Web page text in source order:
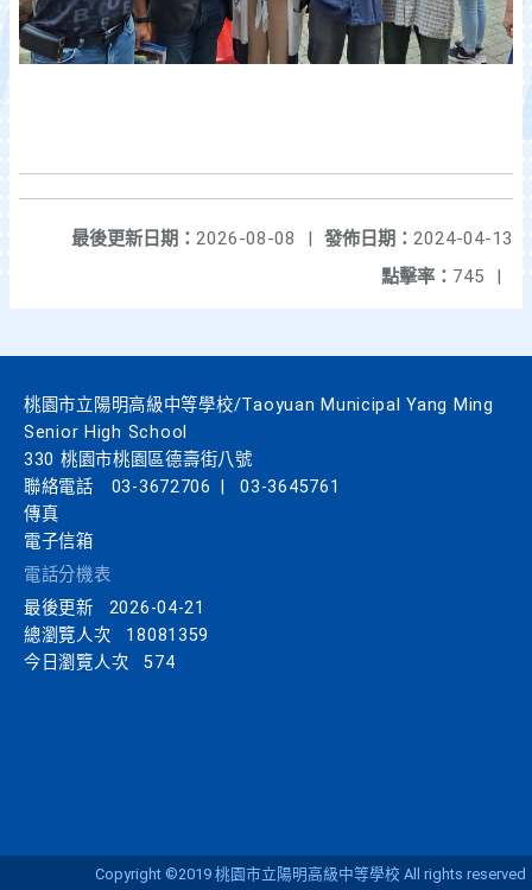
發佈日期： 2024-04-13
最後更新日期： 2026-08-08
|
點擊率： 745 |
桃園市立陽明高級中等學校/Taoyuan Municipal Yang Ming
Senior High School
330 桃園市桃園區德壽街八號
聯絡電話
03-3672706
03-3645761
傳真
電子信箱
電話分機表
最後更新
2026-04-21
總瀏覽人次
18081359
今日瀏覽人次
574
Copyright ©2019 桃園市立陽明高級中等學校 All rights reserved